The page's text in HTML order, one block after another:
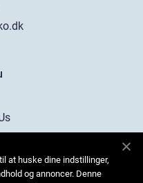
at huske dine indstillinger,
og annoncer. Denne